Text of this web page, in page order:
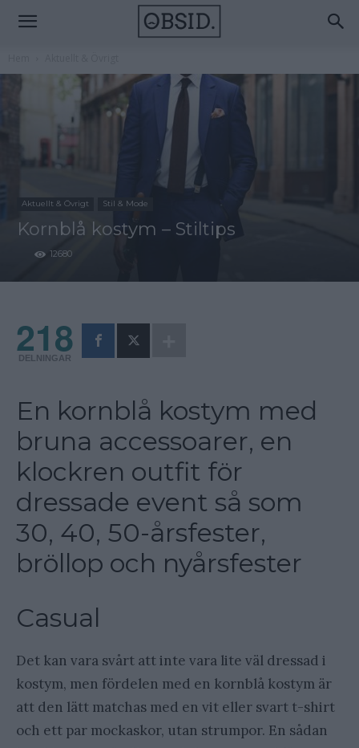
Aktuellt & Övrigt Stil & Mode
Kornblå kostym – Stiltips
12680
218
DELNINGAR
En kornblå kostym med
bruna accessoarer, en
klockren outfit för
dressade event så som
30, 40, 50-årsfester,
bröllop och nyårsfester
Casual
Det kan vara svårt att inte vara lite väl dressad i
kostym, men fördelen med en kornblå kostym är
att den lätt matchas med en vit eller svart t-shirt
och ett par mockaskor, utan strumpor. En sådan